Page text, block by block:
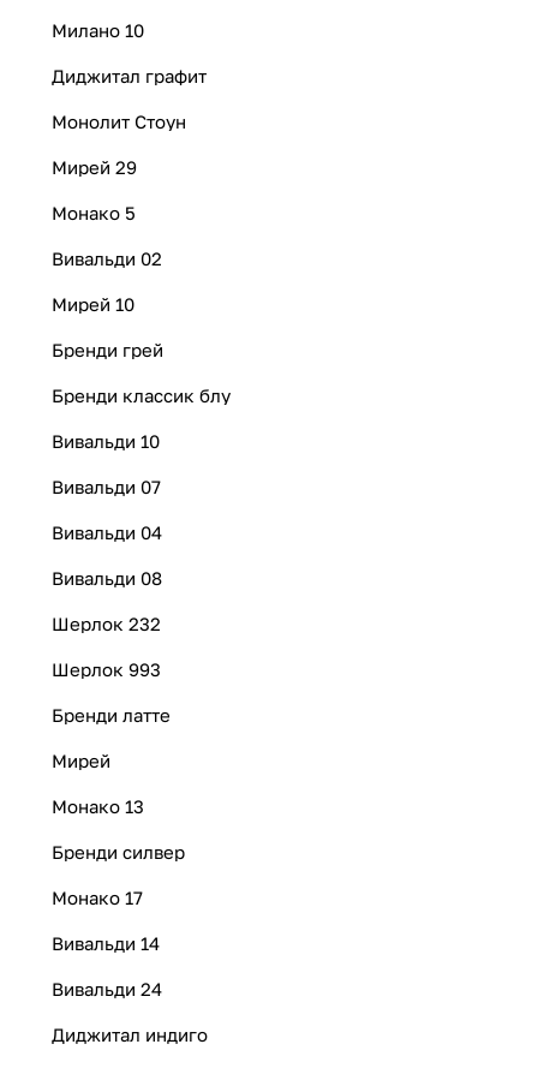
Милано 10
Диджитал графит
Монолит Стоун
Мирей 29
Монако 5
Вивальди 02
Мирей 10
Бренди грей
Бренди классик блу
Вивальди 10
Вивальди 07
Вивальди 04
Вивальди 08
Шерлок 232
Шерлок 993
Бренди латте
Мирей
Монако 13
Бренди силвер
Монако 17
Вивальди 14
Вивальди 24
Диджитал индиго